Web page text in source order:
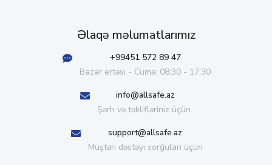
Əlaqə məlumatlarımız
+99451 572 89 47
Bazar ertəsi - Cümə: 08:30 - 17:30
info@allsafe.az
Şərh və təklifləriniz üçün
support@allsafe.az
Müştəri dəstəyi sorğuları üçün